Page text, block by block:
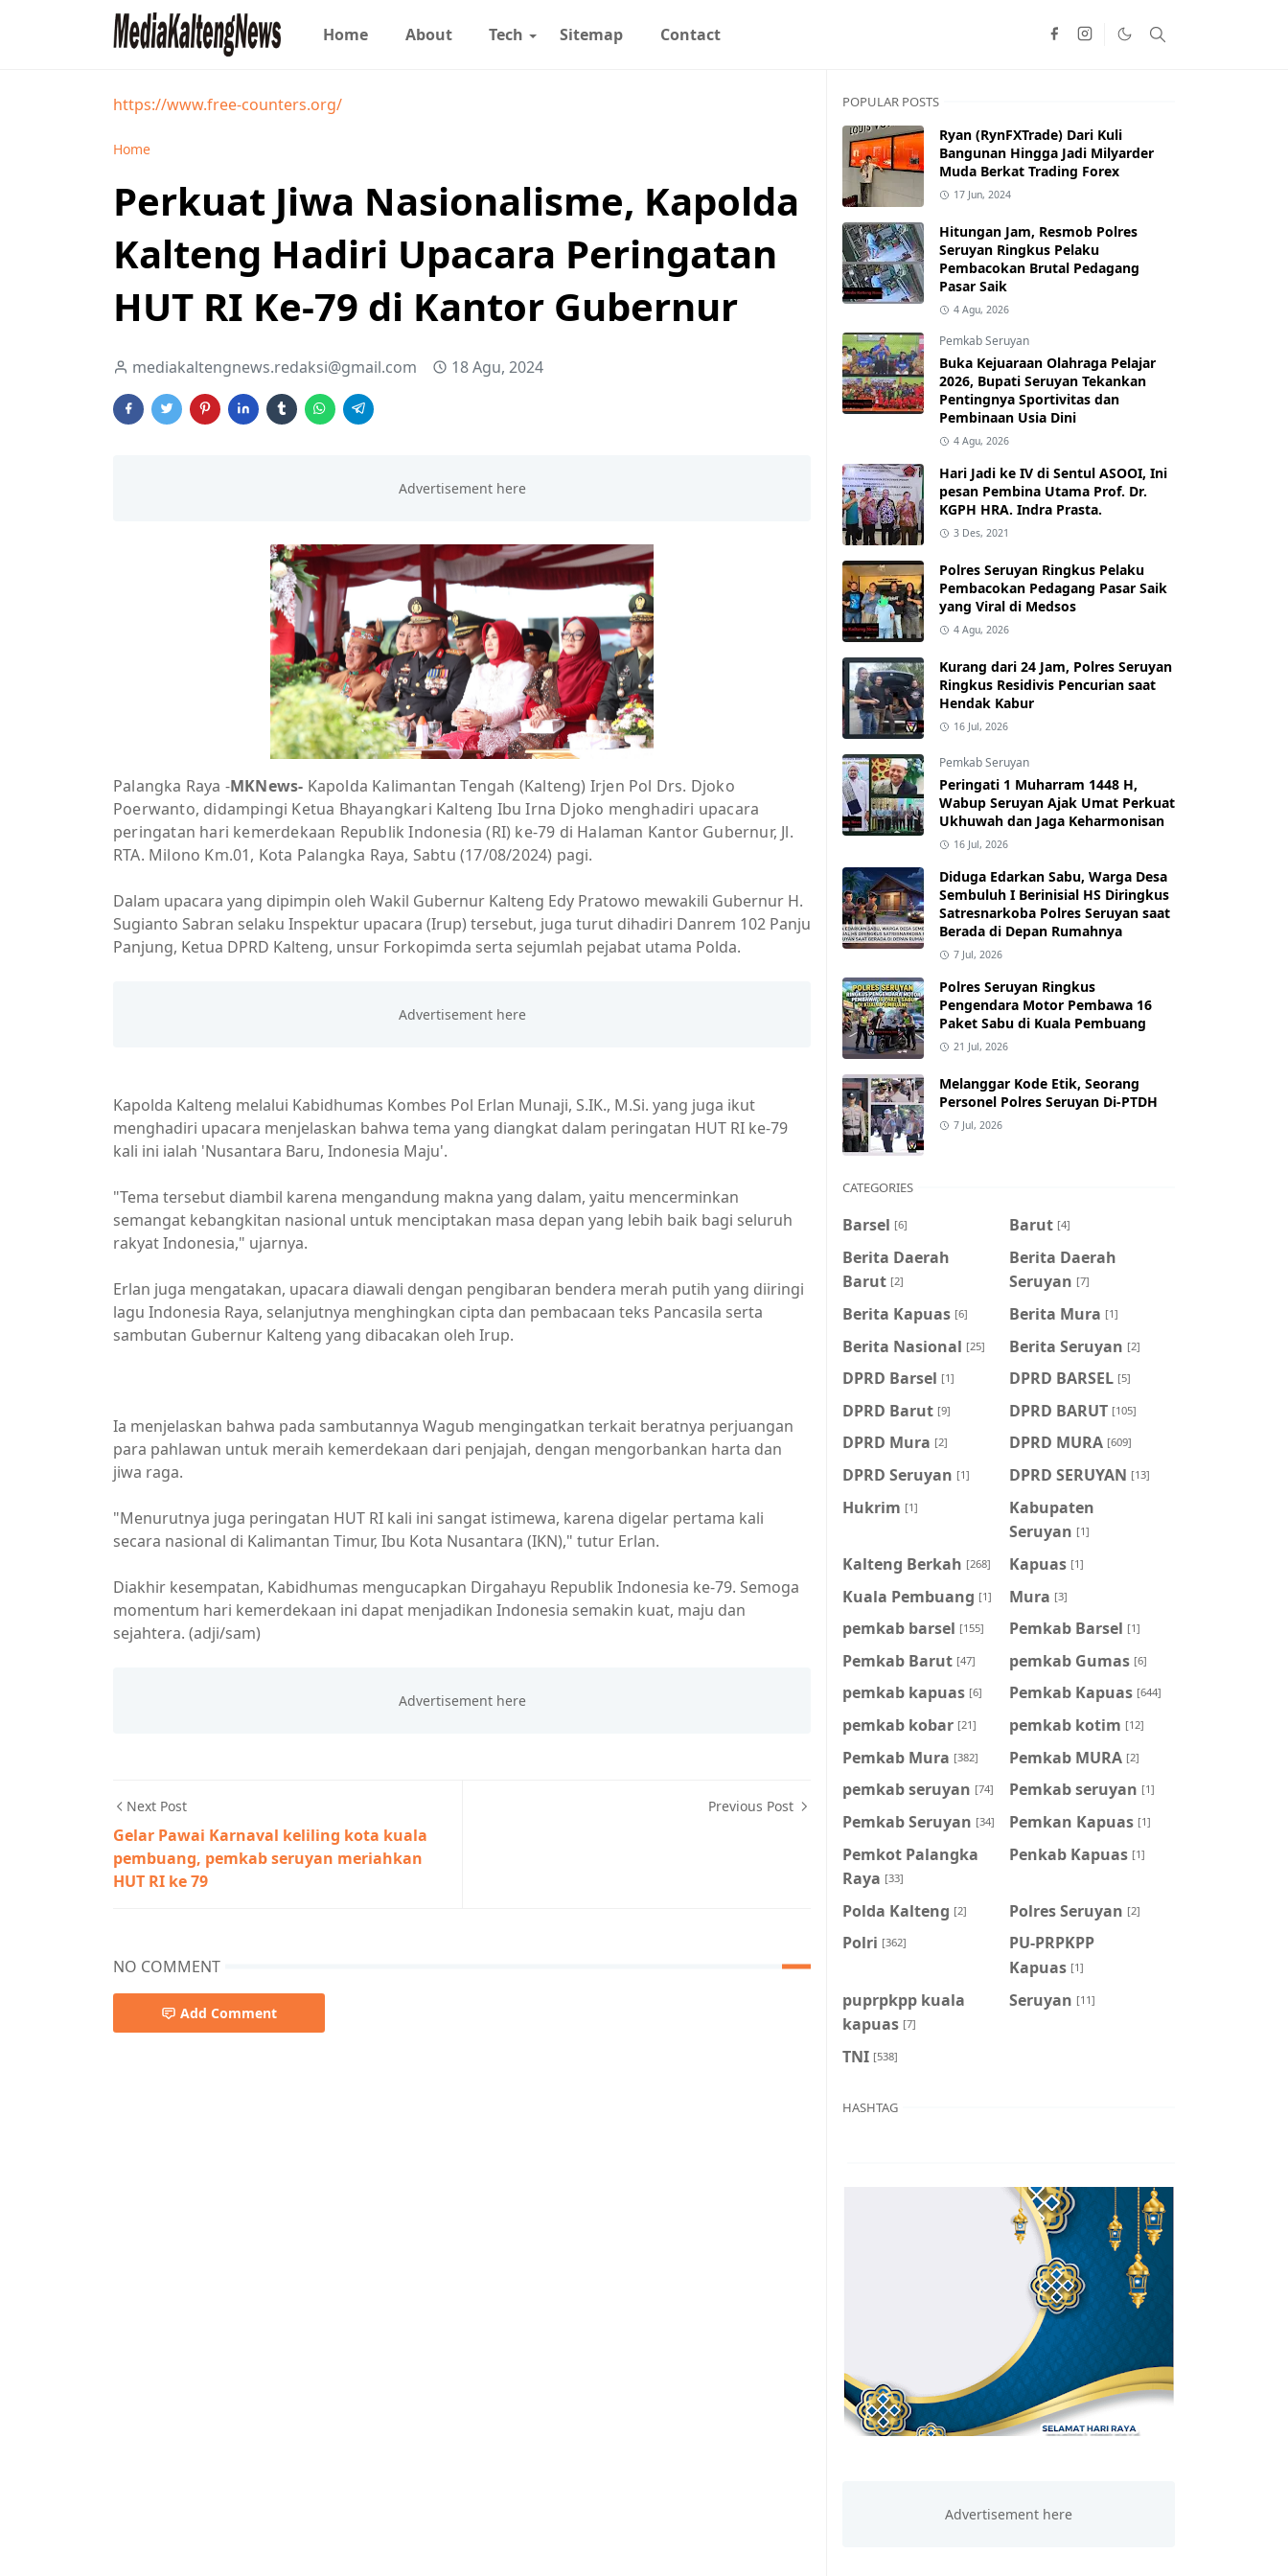
Home About Tech Sitemap Contact
https://www.free-counters.org/
Home
Perkuat Jiwa Nasionalisme, Kapolda
Kalteng Hadiri Upacara Peringatan
HUT RI Ke-79 di Kantor Gubernur
mediakaltengnews.redaksi@gmail.com 18 Agu, 2024
Palangka Raya -MKNews- Kapolda Kalimantan Tengah (Kalteng) Irjen Pol Drs. Djoko
Poerwanto, didampingi Ketua Bhayangkari Kalteng Ibu Irna Djoko menghadiri upacara
peringatan hari kemerdekaan Republik Indonesia (RI) ke-79 di Halaman Kantor Gubernur, Jl.
RTA. Milono Km.01, Kota Palangka Raya, Sabtu (17/08/2024) pagi.
Dalam upacara yang dipimpin oleh Wakil Gubernur Kalteng Edy Pratowo mewakili Gubernur H.
Sugianto Sabran selaku Inspektur upacara (Irup) tersebut, juga turut dihadiri Danrem 102 Panju
Panjung, Ketua DPRD Kalteng, unsur Forkopimda serta sejumlah pejabat utama Polda.
Kapolda Kalteng melalui Kabidhumas Kombes Pol Erlan Munaji, S.IK., M.Si. yang juga ikut
menghadiri upacara menjelaskan bahwa tema yang diangkat dalam peringatan HUT RI ke-79
kali ini ialah 'Nusantara Baru, Indonesia Maju'.
"Tema tersebut diambil karena mengandung makna yang dalam, yaitu mencerminkan
semangat kebangkitan nasional untuk menciptakan masa depan yang lebih baik bagi seluruh
rakyat Indonesia," ujarnya.
Erlan juga mengatakan, upacara diawali dengan pengibaran bendera merah putih yang diiringi
lagu Indonesia Raya, selanjutnya menghingkan cipta dan pembacaan teks Pancasila serta
sambutan Gubernur Kalteng yang dibacakan oleh Irup.
Ia menjelaskan bahwa pada sambutannya Wagub mengingatkan terkait beratnya perjuangan
para pahlawan untuk meraih kemerdekaan dari penjajah, dengan mengorbankan harta dan
jiwa raga.
"Menurutnya juga peringatan HUT RI kali ini sangat istimewa, karena digelar pertama kali
secara nasional di Kalimantan Timur, Ibu Kota Nusantara (IKN)," tutur Erlan.
Diakhir kesempatan, Kabidhumas mengucapkan Dirgahayu Republik Indonesia ke-79. Semoga
momentum hari kemerdekaan ini dapat menjadikan Indonesia semakin kuat, maju dan
sejahtera. (adji/sam)
Next Post
Gelar Pawai Karnaval keliling kota kuala
pembuang, pemkab seruyan meriahkan
HUT RI ke 79
Previous Post
NO COMMENT
Add Comment
POPULAR POSTS
Ryan (RynFXTrade) Dari Kuli
Bangunan Hingga Jadi Milyarder
Muda Berkat Trading Forex
17 Jun, 2024
Hitungan Jam, Resmob Polres
Seruyan Ringkus Pelaku
Pembacokan Brutal Pedagang
Pasar Saik
4 Agu, 2026
Pemkab Seruyan
Buka Kejuaraan Olahraga Pelajar
2026, Bupati Seruyan Tekankan
Pentingnya Sportivitas dan
Pembinaan Usia Dini
4 Agu, 2026
Hari Jadi ke IV di Sentul ASOOI, Ini
pesan Pembina Utama Prof. Dr.
KGPH HRA. Indra Prasta.
3 Des, 2021
Polres Seruyan Ringkus Pelaku
Pembacokan Pedagang Pasar Saik
yang Viral di Medsos
4 Agu, 2026
Kurang dari 24 Jam, Polres Seruyan
Ringkus Residivis Pencurian saat
Hendak Kabur
16 Jul, 2026
Pemkab Seruyan
Peringati 1 Muharram 1448 H,
Wabup Seruyan Ajak Umat Perkuat
Ukhuwah dan Jaga Keharmonisan
16 Jul, 2026
Diduga Edarkan Sabu, Warga Desa
Sembuluh I Berinisial HS Diringkus
Satresnarkoba Polres Seruyan saat
Berada di Depan Rumahnya
7 Jul, 2026
Polres Seruyan Ringkus
Pengendara Motor Pembawa 16
Paket Sabu di Kuala Pembuang
21 Jul, 2026
Melanggar Kode Etik, Seorang
Personel Polres Seruyan Di-PTDH
7 Jul, 2026
CATEGORIES
Barsel [6] Barut [4]
Berita Daerah
Barut [2]
Berita Daerah
Seruyan [7]
Berita Kapuas [6] Berita Mura [1]
Berita Nasional [25] Berita Seruyan [2]
DPRD Barsel [1] DPRD BARSEL [5]
DPRD Barut [9] DPRD BARUT [105]
DPRD Mura [2] DPRD MURA [609]
DPRD Seruyan [1] DPRD SERUYAN [13]
Hukrim [1]
Kabupaten
Seruyan [1]
Kalteng Berkah [268] Kapuas [1]
Kuala Pembuang [1] Mura [3]
pemkab barsel [155] Pemkab Barsel [1]
Pemkab Barut [47] pemkab Gumas [6]
pemkab kapuas [6] Pemkab Kapuas [644]
pemkab kobar [21] pemkab kotim [12]
Pemkab Mura [382] Pemkab MURA [2]
pemkab seruyan [74] Pemkab seruyan [1]
Pemkab Seruyan [34] Pemkan Kapuas [1]
Pemkot Palangka
Raya [33]
Penkab Kapuas [1]
Polda Kalteng [2] Polres Seruyan [2]
Polri [362]
PU-PRPKPP
Kapuas [1]
puprpkpp kuala
kapuas [7]
Seruyan [11]
TNI [538]
HASHTAG